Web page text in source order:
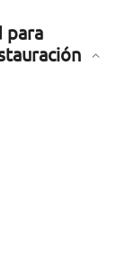
para